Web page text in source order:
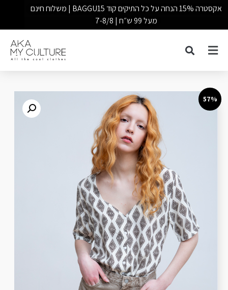
אקסטרה 15% הנחה על כל התיקים קוד BAGGU15 | משלוח חינם
מעל 99 ש״ח | 7-8/8
57%